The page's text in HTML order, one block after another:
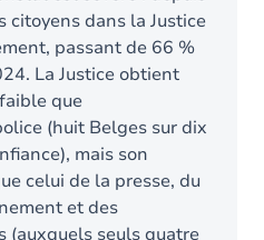
citoyens dans la Justice
passant de 66 %
La Justice obtient
que
(huit Belges sur dix
mais son
celui de la presse, du
et des
(auxquels seuls quatre